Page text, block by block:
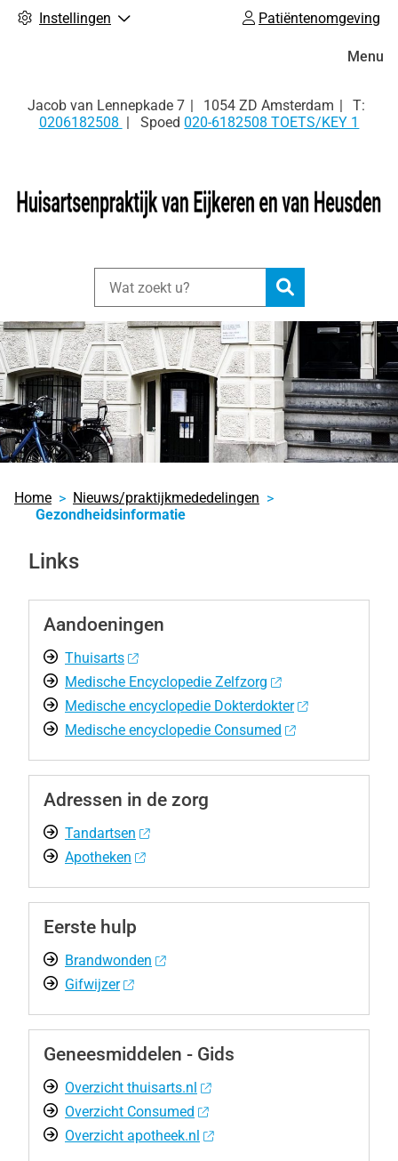
Instellingen Patiëntenomgeving
Jacob van Lennepkade 7 1054 ZD Amsterdam
0206182508
Spoed 020-6182508 TOETS/KEY 1
Zoeken
Menu
Home
Nieuws/praktijkmededelingen
Gezondheidsinformatie
Links
Aandoeningen
Thuisarts
Medische Encyclopedie Zelfzorg
Medische encyclopedie Dokterdokter
Medische encyclopedie Consumed
Adressen in de zorg
Tandartsen
Apotheken
Eerste hulp
Brandwonden
Gifwijzer
Geneesmiddelen - Gids
Overzicht thuisarts.nl
Overzicht Consumed
Overzicht apotheek.nl